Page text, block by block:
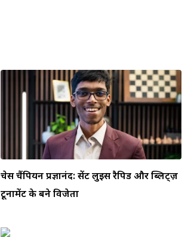
चेस चैंपियन प्रज्ञानंद: सेंट लुइस रैपिड और ब्लिट्ज़
टूर्नामेंट के बने विजेता